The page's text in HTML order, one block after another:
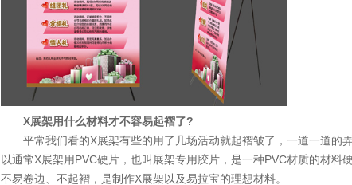
X展架用什么材料才不容易起褶了?
平常我们看的X展架有些的用了几场活动就起褶皱了，一道一道的
以通常X展架用PVC硬片，也叫展架专用胶片，是一种PVC材质的材料
不易卷边、不起褶，是制作X展架以及易拉宝的理想材料。